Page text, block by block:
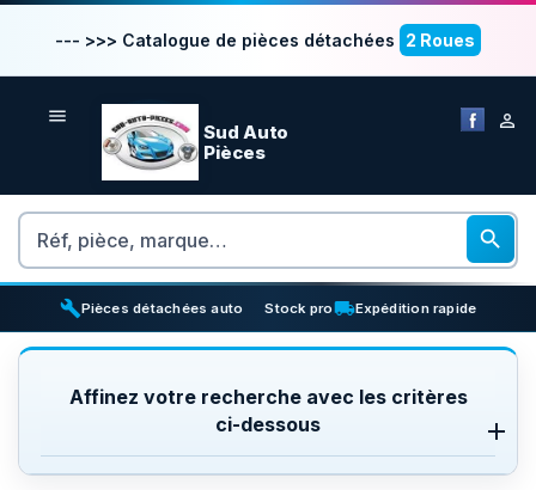
--- >>> Catalogue de pièces détachées 2 Roues
 
Sud Auto
Pièces
Rechercher

buildPièces détachées auto inventory_2
Stock prolocal_shippingExpédition rapide
Affinez votre recherche avec les critères
ci-dessous